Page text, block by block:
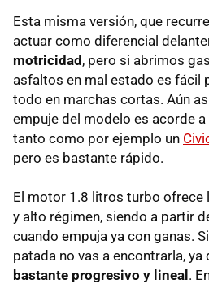
Esta misma versión, que
actuar como diferencial
motricidad, pero si abrimos
asfaltos en mal estado es fácil
todo en marchas cortas. Aún
empuje del modelo es acorde
tanto como por ejemplo un
pero es bastante rápido.
El motor 1.8 litros turbo ofrece
y alto régimen, siendo a partir
cuando empuja ya con ganas.
patada no vas a encontrarla, ya
bastante progresivo y lineal.